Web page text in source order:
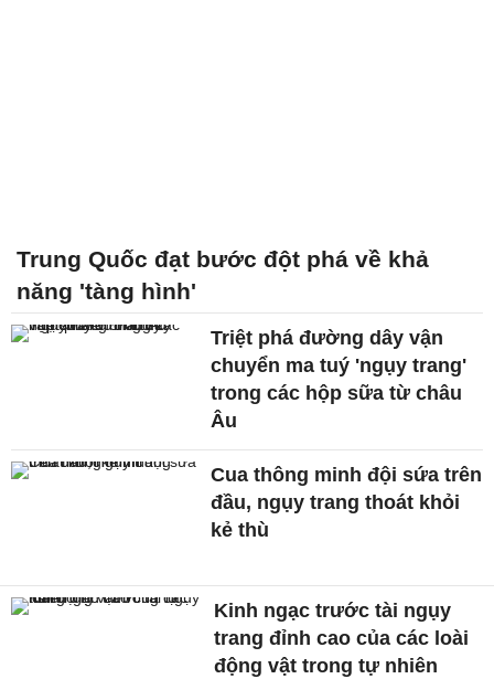
Trung Quốc đạt bước đột phá về khả
năng 'tàng hình'
Triệt phá đường dây vận
chuyển ma tuý 'ngụy trang'
trong các hộp sữa từ châu
Âu
Cua thông minh đội sứa trên
đầu, ngụy trang thoát khỏi
kẻ thù
Kinh ngạc trước tài ngụy
trang đỉnh cao của các loài
động vật trong tự nhiên